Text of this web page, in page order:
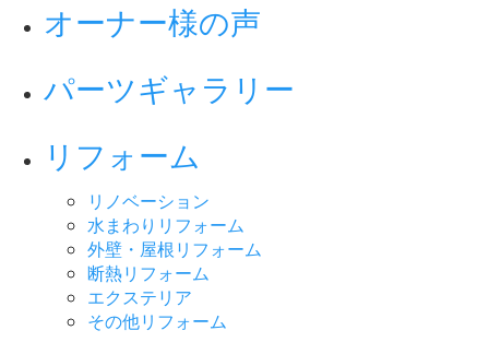
オーナー様の声
パーツギャラリー
リフォーム
リノベーション
水まわりリフォーム
外壁・屋根リフォーム
断熱リフォーム
エクステリア
その他リフォーム